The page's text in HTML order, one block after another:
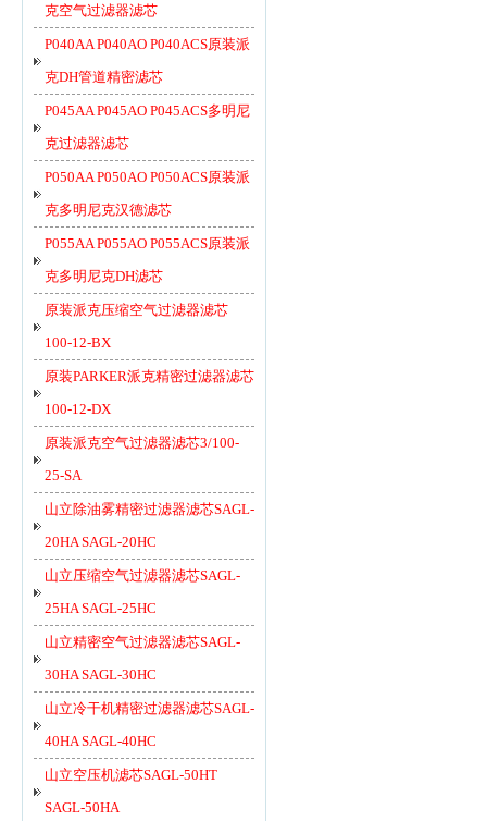
克空气过滤器滤芯
P040AA P040AO P040ACS原装派
克DH管道精密滤芯
P045AA P045AO P045ACS多明尼
克过滤器滤芯
P050AA P050AO P050ACS原装派
克多明尼克汉德滤芯
P055AA P055AO P055ACS原装派
克多明尼克DH滤芯
原装派克压缩空气过滤器滤芯
100-12-BX
原装PARKER派克精密过滤器滤芯
100-12-DX
原装派克空气过滤器滤芯3/100-
25-SA
山立除油雾精密过滤器滤芯SAGL-
20HA SAGL-20HC
山立压缩空气过滤器滤芯SAGL-
25HA SAGL-25HC
山立精密空气过滤器滤芯SAGL-
30HA SAGL-30HC
山立冷干机精密过滤器滤芯SAGL-
40HA SAGL-40HC
山立空压机滤芯SAGL-50HT
SAGL-50HA